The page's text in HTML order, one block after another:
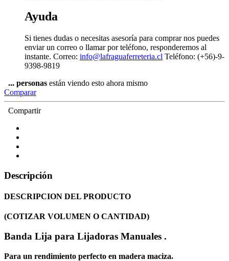
Ayuda
Si tienes dudas o necesitas asesoría para comprar nos puedes
enviar un correo o llamar por teléfono, responderemos al
instante. Correo: info@lafraguaferreteria.cl Teléfono: (+56)-9-
9398-9819
... personas están viendo esto ahora mismo
Comparar
Compartir
Descripción
DESCRIPCION DEL PRODUCTO
(COTIZAR VOLUMEN O CANTIDAD)
Banda Lija para Lijadoras Manuales .
Para un rendimiento perfecto en madera maciza.